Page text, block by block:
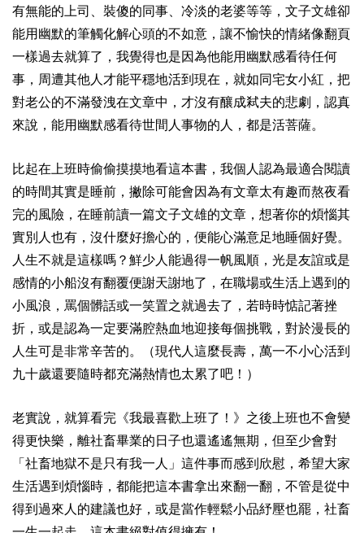
有無能的上司、裝傻的同事、冷淡的老婆等等，文子文雄卻
能用幽默的筆觸化解心頭的不如意，讓不愉快的情緒像翻頁
一樣過去就算了，我覺得也是因為他能用幽默感看待任何
事，周遭其他人才能平穩地活到現在，就如同宅女小紅，把
對老公的不滿發洩在文章中，才沒有釀成弒夫的悲劇，認真
來說，能用幽默感看待世間人事物的人，都是活菩薩。
比起在上班時偷偷摸摸地看這本書，我個人認為最適合閱讀
的時間其實是睡前，撇除可能會因為有文章太有趣而熬夜看
完的風險，在睡前讀一篇文子文雄的文章，想著你的煩惱其
實別人也有，沒什麼好擔心的，便能心滿意足地睡個好覺。
人生不就是這樣嗎？鮮少人能過得一帆風順，光是友誼或是
感情的小船沒有翻覆便謝天謝地了，在職場或生活上遇到的
小風浪，罵個髒話或一笑置之就過去了，若時時惦記著挫
折，或是認為一定要滿腔熱血地迎接每個挑戰，對於漫長的
人生可是非常辛苦的。（現代人這麼長壽，萬一不小心活到
九十歲還要隨時都充滿熱情也太累了吧！）
老實說，就算看完《我最喜歡上班了！》之後上班也不會變
得更快樂，離社畜畢業的日子也還遙遙無期，但至少會對
「社畜地獄不是只有我一人」這件事而感到欣慰，希望大家
生活遇到煩惱時，都能把這本書拿出來翻一翻，不管是從中
得到過來人的建議也好，或是當作輕鬆小品紓壓也罷，社畜